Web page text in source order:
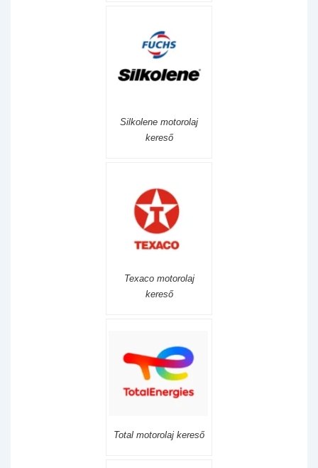
Silkolene motorolaj
kereső
Texaco motorolaj
kereső
Total motorolaj kereső